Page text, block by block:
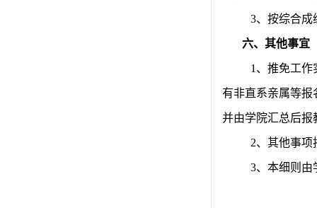
3、按综合成
六、其他事宜
1 、推免工作
有非直系亲属等报
并由学院汇总后报
2、其他事项
3、本细则由